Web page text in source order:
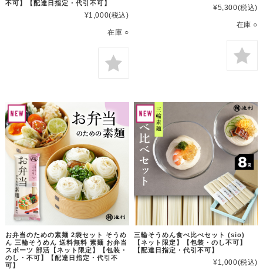
不可】【配達日指定・代引不可】
¥1,000(税込)
在庫 ○
¥5,300(税込)
在庫 ○
お弁当のための素麺 2袋セット そうめ
ん 三輪そうめん 送料無料 素麺 お弁当
スポーツ 部活【ネット限定】【包装・
のし・不可】【配達日指定・代引不
可】
三輪そうめん食べ比べセット (sio)
【ネット限定】【包装・のし不可】
【配達日指定・代引不可】
¥1,000(税込)